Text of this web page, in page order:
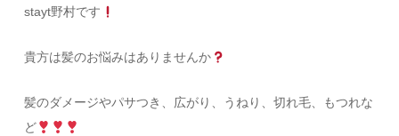
stayt野村です
貴方は髪のお悩みはありませんか
髪のダメージやパサつき、広がり、うねり、切れ毛、もつれな
ど